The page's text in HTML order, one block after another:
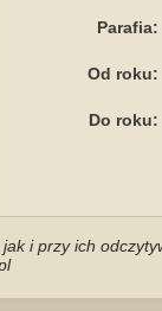
Parafia:
Od roku:
Do roku:
i przy ich